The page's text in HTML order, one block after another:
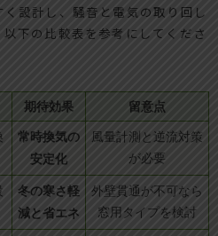
設計し、騒音と電気の取り回し
下の比較表を参考にしてくださ
期待効果 留意点
常時換気の
安定化
風量計測と逆流対策
が必要
冬の寒さ軽
減と省エネ
外壁貫通が不可なら
窓用タイプを検討